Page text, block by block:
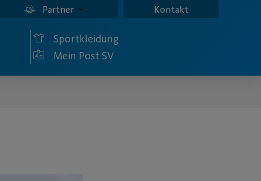
Partner Kontakt
Sportkleidung
Mein Post SV